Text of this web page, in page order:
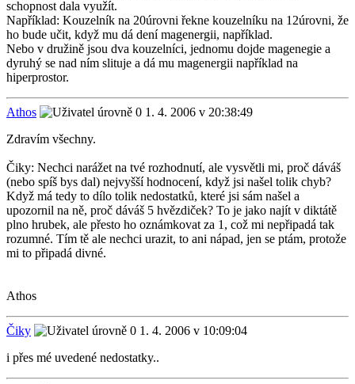
schopnost dala využít.
Například: Kouzelník na 20úrovni řekne kouzelníku na 12úrovni, že
ho bude učit, když mu dá dení magenergii, například.
Nebo v družině jsou dva kouzelníci, jednomu dojde magenegie a
dyruhý se nad ním slituje a dá mu magenergii například na
hiperprostor.
Athos
1. 4. 2006 v 20:38:49
Zdravím všechny.
Čiky: Nechci narážet na tvé rozhodnutí, ale vysvětli mi, proč dáváš
(nebo spíš bys dal) nejvyšší hodnocení, když jsi našel tolik chyb?
Když má tedy to dílo tolik nedostatků, které jsi sám našel a
upozornil na ně, proč dáváš 5 hvězdiček? To je jako najít v diktátě
plno hrubek, ale přesto ho oznámkovat za 1, což mi nepřipadá tak
rozumné. Tím tě ale nechci urazit, to ani nápad, jen se ptám, protože
mi to připadá divné.
Athos
Čiky
1. 4. 2006 v 10:09:04
i přes mé uvedené nedostatky..